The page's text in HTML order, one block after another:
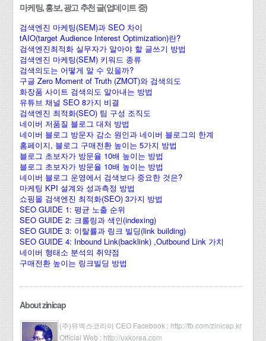
마케팅, 홍보, 광고 추천 글(업데이트 중)
검색엔진 마케팅(SEM)과 SEO 차이
tAIO(target Audience Interest Optimization)란?
검색엔진최적화 실무자가 알아야 할 글쓰기 방법
검색엔진 마케팅(SEM) 키워드 종류
검색의도는 어떻게 알 수 있을까?
구글 Zero Moment of Truth (ZMOT)와 검색의도
화장품 사이트 검색의도 알아내는 방법
유튜브 채널 SEO 8가지 비결
검색엔진 최적화(SEO) 팀 구성 조직도
네이버 저품질 블로그 대처 방법
네이버 블로그 방문자 감소 원인과 네이버 블로그의 한계
홈페이지, 블로그 구매전환 높이는 5가지 방법
블로그 초보자가 방문율 10배 높이는 방법
블로그 초보자가 방문율 10배 높이는 방법
네이버 블로그 운영에서 검색보다 중요한 것은?
마케팅 KPI 설계와 성과측정 방법
쇼핑몰 검색엔진 최적화(SEO) 3가지 방법
SEO GUIDE 1: 평균 노출 순위
SEO GUIDE 2: 크롤링과 색인(indexing)
SEO GUIDE 3: 이탈률과 링크 빌딩(link building)
SEO GUIDE 4: Inbound Link(backlink) ,Outbound Link 가치
네이버 형태소 분석의 취약점
구매전환 높이는 링크빌딩 방법
About zinicap
(주)유엑스코리아 CEO Facebook : http://fb.com/zinicap.kr
Official Web : http://uxkorea.com